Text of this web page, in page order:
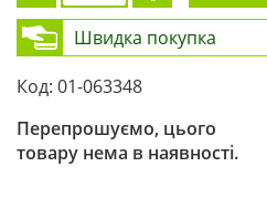
Швидка покупка
Код: 01-063348
Перепрошуємо, цього
товару нема в наявності.